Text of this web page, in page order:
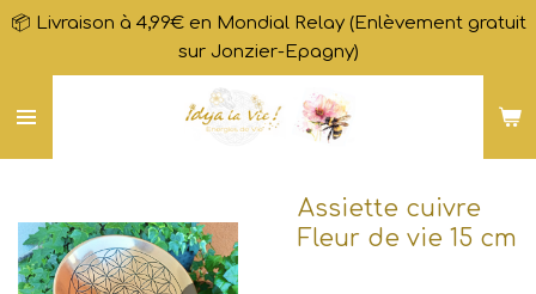
Passer
contenu
principal
📦 Livraison à 4,99€ en Mondial Relay (Enlèvement gratuit
sur Jonzier-Epagny)
Assiette cuivre
Fleur de vie 15 cm